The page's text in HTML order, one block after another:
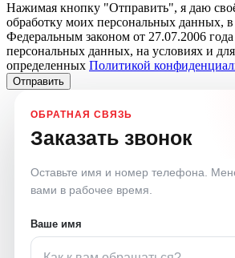
Нажимая кнопку "Отправить", я даю
обработку моих персональных данных, в
Федеральным законом от 27.07.2006
персональных данных, на условиях и
определенных Политикой
Отправить
Заказать звонок
Оставьте имя и номер телефона.
вами в рабочее время.
Ваше имя